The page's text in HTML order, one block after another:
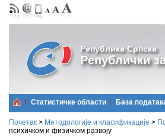
Република Српска
Републички
Статистичке области Базa
Почетак > Методологије и класификације >
психичком и физичком развоју